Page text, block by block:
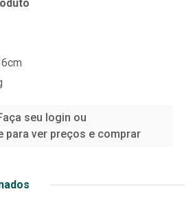
seu login ou
para ver preços e comprar